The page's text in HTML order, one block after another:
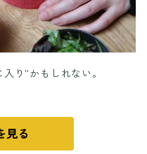
り”かもしれない。
見る